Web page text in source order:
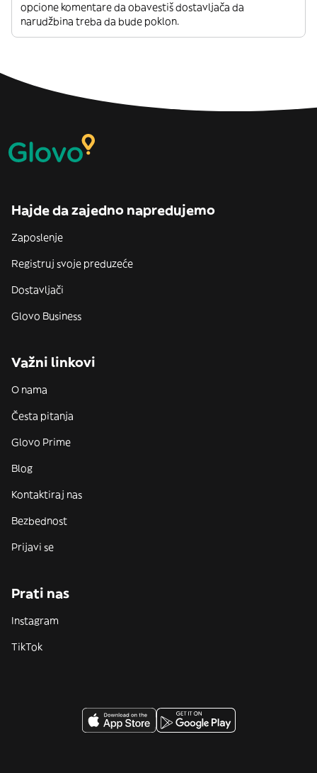
opcione komentare da obavestiš dostavljača da
narudžbina treba da bude poklon.
Hajde da zajedno napredujemo
Zaposlenje
Registruj svoje preduzeće
Dostavljači
Glovo Business
Važni linkovi
O nama
Česta pitanja
Glovo Prime
Blog
Kontaktiraj nas
Bezbednost
Prijavi se
Prati nas
Instagram
TikTok